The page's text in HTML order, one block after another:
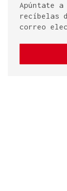
Apúntate
recíbelas
correo